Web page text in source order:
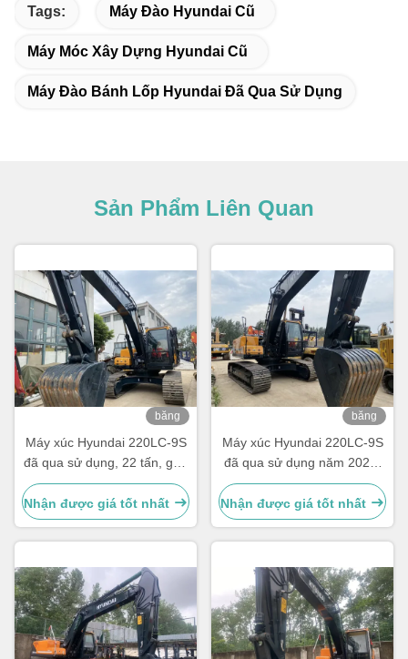
Tags: Máy Đào Hyundai Cũ
Máy Móc Xây Dựng Hyundai Cũ
Máy Đào Bánh Lốp Hyundai Đã Qua Sử Dụng
Sản Phẩm Liên Quan
băng
Máy xúc Hyundai 220LC-9S
đã qua sử dụng, 22 tấn, gầu
1.05m³
Nhận được giá tốt nhất
băng
Máy xúc Hyundai 220LC-9S
đã qua sử dụng năm 2023,
22 tấn, gầu 1.05m³
Nhận được giá tốt nhất